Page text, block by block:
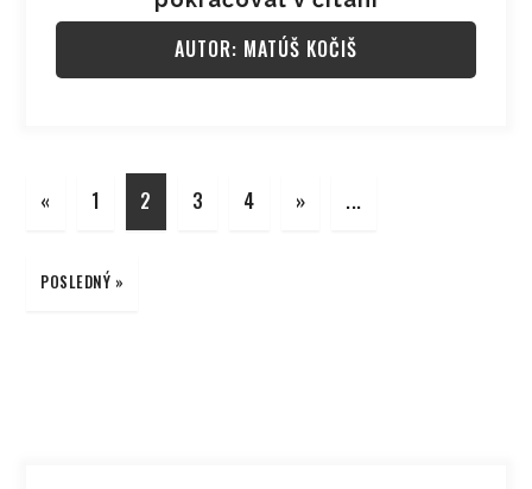
AUTOR: MATÚŠ KOČIŠ
« 1 2 3 4 » ...
POSLEDNÝ »